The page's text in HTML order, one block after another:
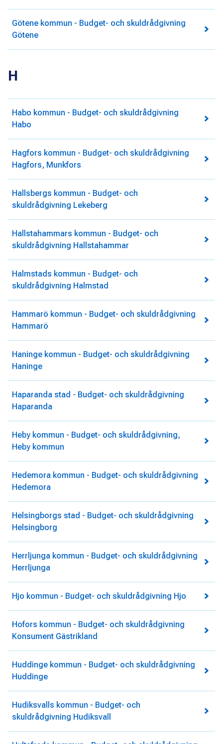
Götene kommun - Budget- och skuldrådgivning
Götene
H
Habo kommun - Budget- och skuldrådgivning
Habo
Hagfors kommun - Budget- och skuldrådgivning
Hagfors, Munkfors
Hallsbergs kommun - Budget- och
skuldrådgivning Lekeberg
Hallstahammars kommun - Budget- och
skuldrådgivning Hallstahammar
Halmstads kommun - Budget- och
skuldrådgivning Halmstad
Hammarö kommun - Budget- och skuldrådgivning
Hammarö
Haninge kommun - Budget- och skuldrådgivning
Haninge
Haparanda stad - Budget- och skuldrådgivning
Haparanda
Heby kommun - Budget- och skuldrådgivning,
Heby kommun
Hedemora kommun - Budget- och skuldrådgivning
Hedemora
Helsingborgs stad - Budget- och skuldrådgivning
Helsingborg
Herrljunga kommun - Budget- och skuldrådgivning
Herrljunga
Hjo kommun - Budget- och skuldrådgivning Hjo
Hofors kommun - Budget- och skuldrådgivning
Konsument Gästrikland
Huddinge kommun - Budget- och skuldrådgivning
Huddinge
Hudiksvalls kommun - Budget- och
skuldrådgivning Hudiksvall